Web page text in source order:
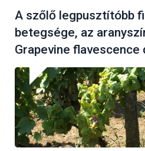
A szőlő legpusztítóbb
betegsége, az
Grapevine flavescence